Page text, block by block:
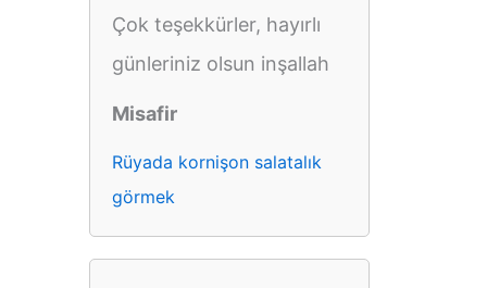
Çok teşekkürler, hayırlı
günleriniz olsun inşallah
Misafir
Rüyada kornişon salatalık
görmek